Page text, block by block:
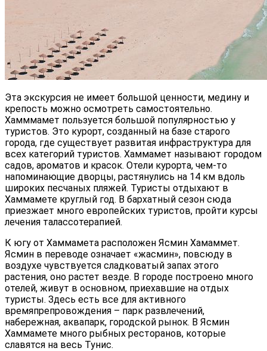
Эта экскурсия не имеет большой ценности, медину и
крепость можно осмотреть самостоятельно.
Хамммамет пользуется большой популярностью у
туристов. Это курорт, созданный на базе старого
города, где существует развитая инфраструктура для
всех категорий туристов. Хаммамет называют городом
садов, ароматов и красок. Отели курорта, чем-то
напоминающие дворцы, растянулись на 14 км вдоль
широких песчаных пляжей. Туристы отдыхают в
Хаммамете круглый год. В бархатный сезон сюда
приезжает много европейских туристов, пройти курсы
лечения талассотерапией.
К югу от Хаммамета расположен Ясмин Хамаммет.
Ясмин в переводе означает «жасмин», повсюду в
воздухе чувствуется сладковатый запах этого
растения, оно растет везде. В городе построено много
отелей, живут в основном, приехавшие на отдых
туристы. Здесь есть все для активного
времяпрепровождения – парк развлечений,
набережная, аквапарк, городской рынок. В Ясмин
Хаммамете много рыбных ресторанов, которые
славятся на весь Тунис.